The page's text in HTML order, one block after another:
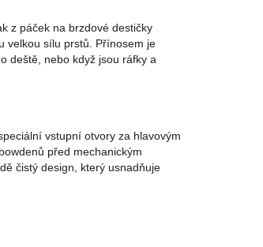
z páček na brzdové destičky
velkou sílu prstů. Přínosem je
deště, nebo když jsou ráfky a
vstupní otvory za hlavovým
před mechanickým
čistý design, který usnadňuje